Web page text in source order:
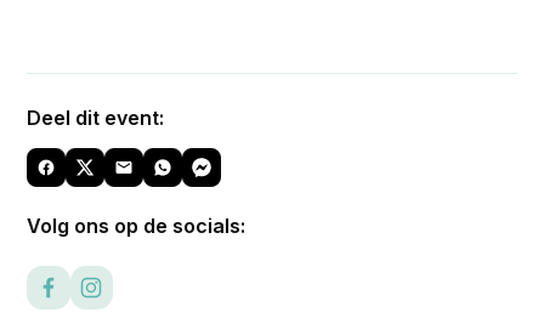
Deel dit event:
Volg ons op de socials: